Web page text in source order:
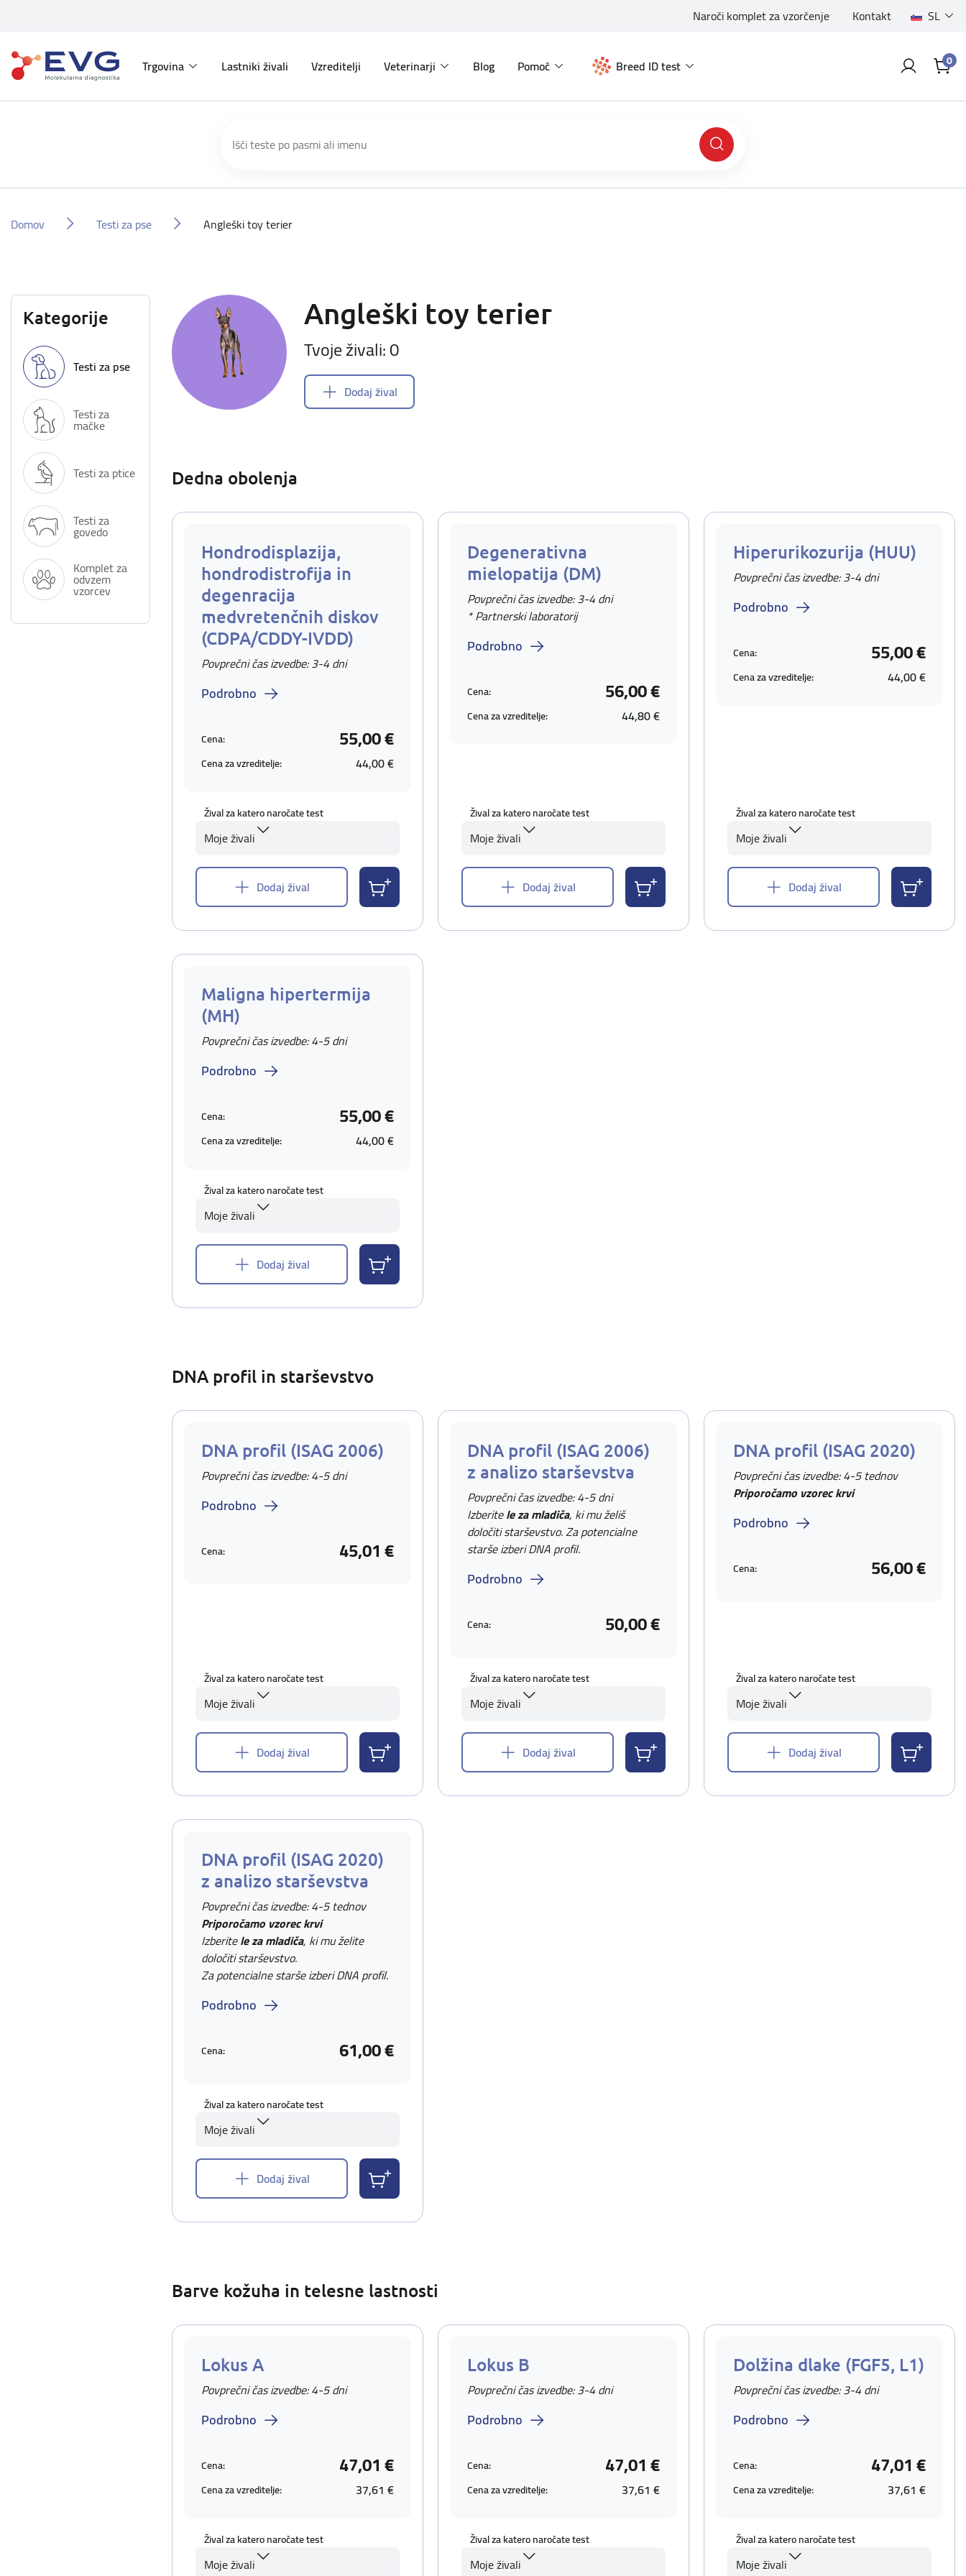
Naroči komplet za vzorčenje Kontakt SL
Trgovina Lastniki živali Vzreditelji Veterinarji Blog Pomoč Breed ID test 0
Domov Testi za pse Angleški toy terier
Kategorije
Testi za pse
Testi za
mačke
Testi za ptice
Testi za
govedo
Komplet za
odvzem
vzorcev
Angleški toy terier
Tvoje živali: 0
Dodaj žival
Dedna obolenja
Hondrodisplazija,
hondrodistrofija in
degenracija
medvretenčnih diskov
(CDPA/CDDY-IVDD)
Povprečni čas izvedbe: 3-4 dni
Podrobno
Cena: 55,00 €
Cena za vzreditelje: 44,00 €
Žival za katero naročate test
Moje živali
Dodaj žival
Degenerativna
mielopatija (DM)
Povprečni čas izvedbe: 3-4 dni
* Partnerski laboratorij
Podrobno
Cena: 56,00 €
Cena za vzreditelje: 44,80 €
Žival za katero naročate test
Moje živali
Dodaj žival
Hiperurikozurija (HUU)
Povprečni čas izvedbe: 3-4 dni
Podrobno
Cena: 55,00 €
Cena za vzreditelje: 44,00 €
Žival za katero naročate test
Moje živali
Dodaj žival
Maligna hipertermija
(MH)
Povprečni čas izvedbe: 4-5 dni
Podrobno
Cena: 55,00 €
Cena za vzreditelje: 44,00 €
Žival za katero naročate test
Moje živali
Dodaj žival
DNA profil in starševstvo
DNA profil (ISAG 2006)
Povprečni čas izvedbe: 4-5 dni
Podrobno
Cena: 45,01 €
Žival za katero naročate test
Moje živali
Dodaj žival
DNA profil (ISAG 2006)
z analizo starševstva
Povprečni čas izvedbe: 4-5 dni
Izberitele za mladiča, ki mu želiš
določiti starševstvo. Za potencialne
starše izberi DNA profil.
Podrobno
Cena: 50,00 €
Žival za katero naročate test
Moje živali
Dodaj žival
DNA profil (ISAG 2020)
Povprečni čas izvedbe: 4-5 tednov
Priporočamo vzorec krvi
Podrobno
Cena: 56,00 €
Žival za katero naročate test
Moje živali
Dodaj žival
DNA profil (ISAG 2020)
z analizo starševstva
Povprečni čas izvedbe: 4-5 tednov
Priporočamo vzorec krvi
Izberitele za mladiča, ki mu želite
določiti starševstvo.
Za potencialne starše izberi DNA profil.
Podrobno
Cena: 61,00 €
Žival za katero naročate test
Moje živali
Dodaj žival
Barve kožuha in telesne lastnosti
Lokus A
Povprečni čas izvedbe: 4-5 dni
Podrobno
Cena: 47,01 €
Cena za vzreditelje: 37,61 €
Žival za katero naročate test
Moje živali
Lokus B
Povprečni čas izvedbe: 3-4 dni
Podrobno
Cena: 47,01 €
Cena za vzreditelje: 37,61 €
Žival za katero naročate test
Moje živali
Dolžina dlake (FGF5, L1)
Povprečni čas izvedbe: 3-4 dni
Podrobno
Cena: 47,01 €
Cena za vzreditelje: 37,61 €
Žival za katero naročate test
Moje živali